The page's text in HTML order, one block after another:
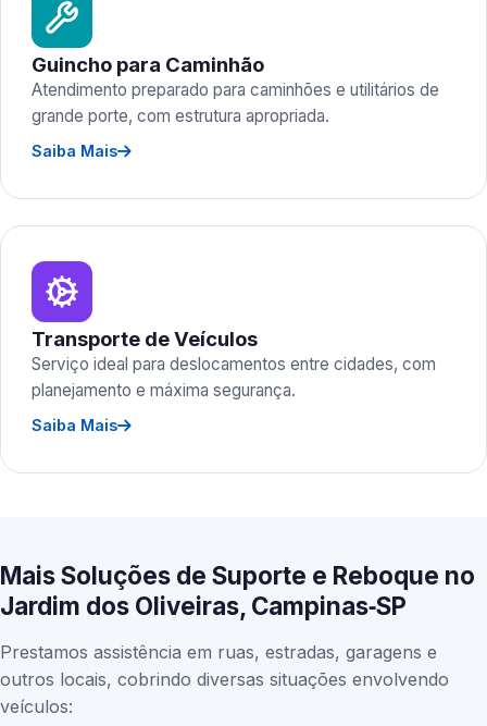
Guincho para Caminhão
Atendimento preparado para caminhões e utilitários de
grande porte, com estrutura apropriada.
Saiba Mais
Transporte de Veículos
Serviço ideal para deslocamentos entre cidades, com
planejamento e máxima segurança.
Saiba Mais
Mais Soluções de Suporte e Reboque no
Jardim dos Oliveiras, Campinas‑SP
Prestamos assistência em ruas, estradas, garagens e
outros locais, cobrindo diversas situações envolvendo
veículos: